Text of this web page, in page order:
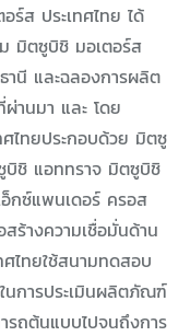
ร์ส ประเทศไทย ได้
มิตซูบิชิ มอเตอร์ส
านี และฉลองการผลิต
านมา และ โดย
ไทยประกอบด้วย มิตซู
บิชิ แอททราจ มิตซูบิชิ
กซ์แพนเดอร์ ครอส
ร้างความเชื่อมั่นด้าน
ไทยใช้สนามทดสอบ
นการประเมินผลิตภัณฑ์
ถต้นแบบไปจนถึงการ